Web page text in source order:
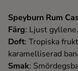
Speyburn Rum
Färg: Ljust gyllene.
Doft: Tropiska
karamelliserad
Smak: